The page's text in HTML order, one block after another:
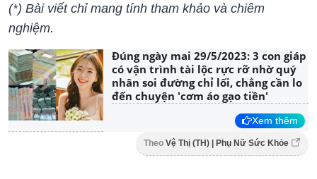
(*) Bài viết chỉ mang tính tham khảo và chiêm
nghiệm.
Đúng ngày mai 29/5/2023: 3 con giáp
có vận trình tài lộc rực rỡ nhờ quý
nhân soi đường chỉ lối, chẳng cần lo
đến chuyện 'cơm áo gạo tiền'
Xem thêm
Theo Vệ Thị (TH) | Phụ Nữ Sức Khỏe